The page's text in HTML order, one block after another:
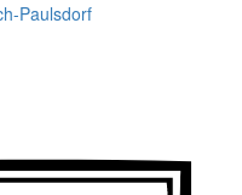
Paulsdorf